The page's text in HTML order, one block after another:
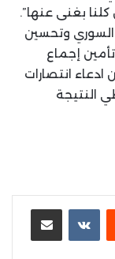
بغنى عنها”.
وتحسين
إجماع
انتصارات
النتيجة
مشاركة عبر البريد